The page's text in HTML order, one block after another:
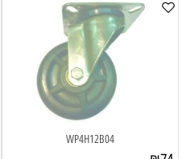
WP4H12B04